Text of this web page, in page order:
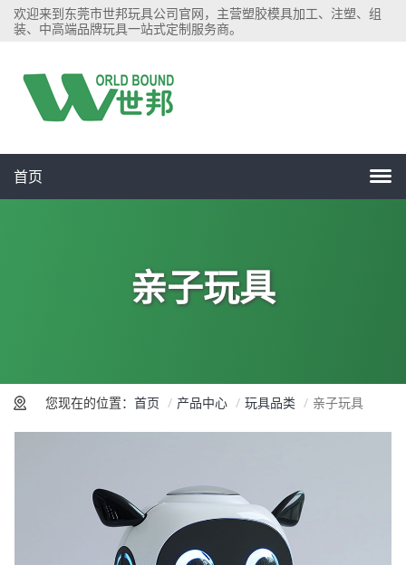
欢迎来到东莞市世邦玩具公司官网，主营塑胶模具加工、注塑、组
装、中高端品牌玩具一站式定制服务商。
首页
亲子玩具
您现在的位置： 首页 产品中心 玩具品类 亲子玩具